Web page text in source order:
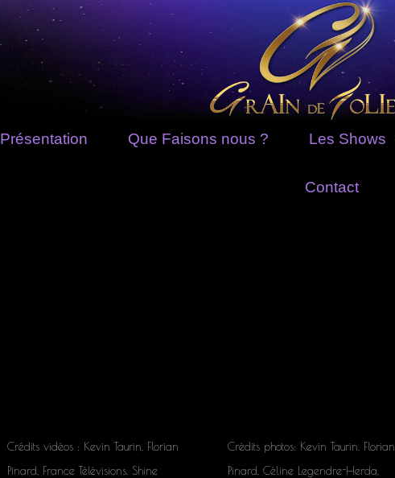
Présentation Que Faisons nous ? Les Shows
Contact
Crédits vidéos : Kevin Taurin, Florian
Pinard, France Télévisions, Shine
Crédits photos: Kevin Taurin, Florian
Pinard, Céline Legendre-Herda,